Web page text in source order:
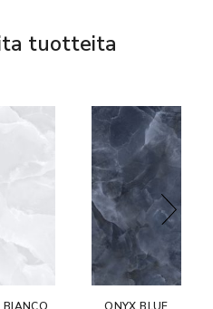
tuotteita